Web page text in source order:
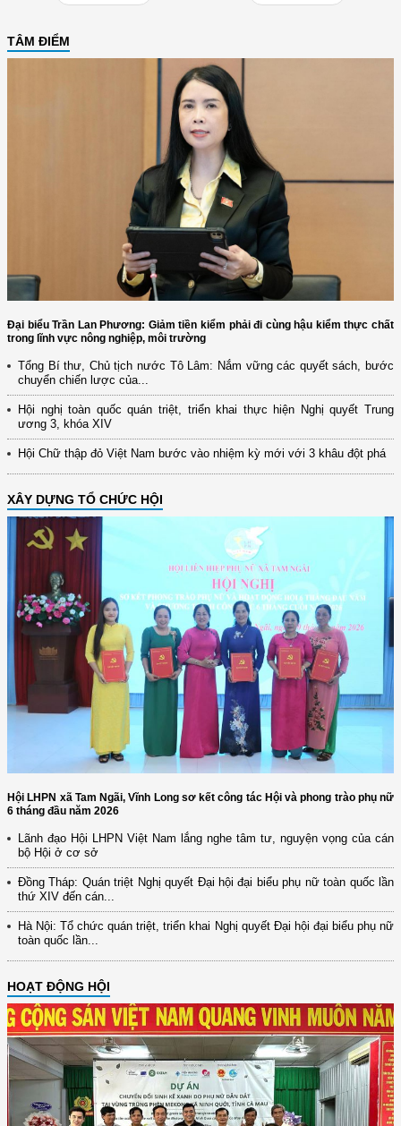
TÂM ĐIỂM
Đại biểu Trần Lan Phương: Giảm tiền kiểm phải đi cùng hậu kiểm thực chất
trong lĩnh vực nông nghiệp, môi trường
Tổng Bí thư, Chủ tịch nước Tô Lâm: Nắm vững các quyết sách, bước
chuyển chiến lược của...
Hội nghị toàn quốc quán triệt, triển khai thực hiện Nghị quyết Trung
ương 3, khóa XIV
Hội Chữ thập đỏ Việt Nam bước vào nhiệm kỳ mới với 3 khâu đột phá
XÂY DỰNG TỔ CHỨC HỘI
Hội LHPN xã Tam Ngãi, Vĩnh Long sơ kết công tác Hội và phong trào phụ nữ
6 tháng đầu năm 2026
Lãnh đạo Hội LHPN Việt Nam lắng nghe tâm tư, nguyện vọng của cán
bộ Hội ở cơ sở
Đồng Tháp: Quán triệt Nghị quyết Đại hội đại biểu phụ nữ toàn quốc lần
thứ XIV đến cán...
Hà Nội: Tổ chức quán triệt, triển khai Nghị quyết Đại hội đại biểu phụ nữ
toàn quốc lần...
HOẠT ĐỘNG HỘI